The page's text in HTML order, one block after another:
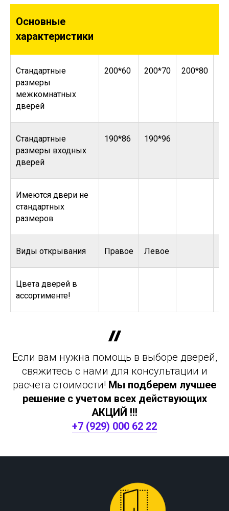
Основные
характеристики
Стандартные
размеры
межкомнатных
дверей
200*60 200*70 200*80
Стандартные
размеры входных
дверей
190*86 190*96
Имеются двери не
стандартных
размеров
Виды открывания Правое Левое
Цвета дверей в
ассортименте!
Если вам нужна помощь в выборе дверей,
свяжитесь с нами для консультации и
расчета стоимости! Мы подберем лучшее
решение с учетом всех действующих
АКЦИЙ !!!
+7 (929) 000 62 22